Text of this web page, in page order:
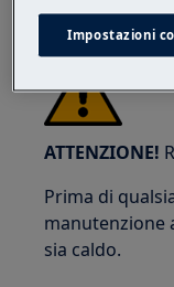
coinvolgono
ATTENZIONE!
Prima di
manutenzione
sia caldo.
Impostazioni